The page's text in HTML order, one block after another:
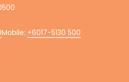
Mobile: +6017-5130 500